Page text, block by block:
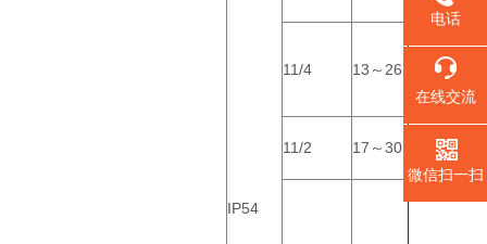
IP54
11/4 13～26
11/2 17～30
电话
在线交流
微信扫一扫